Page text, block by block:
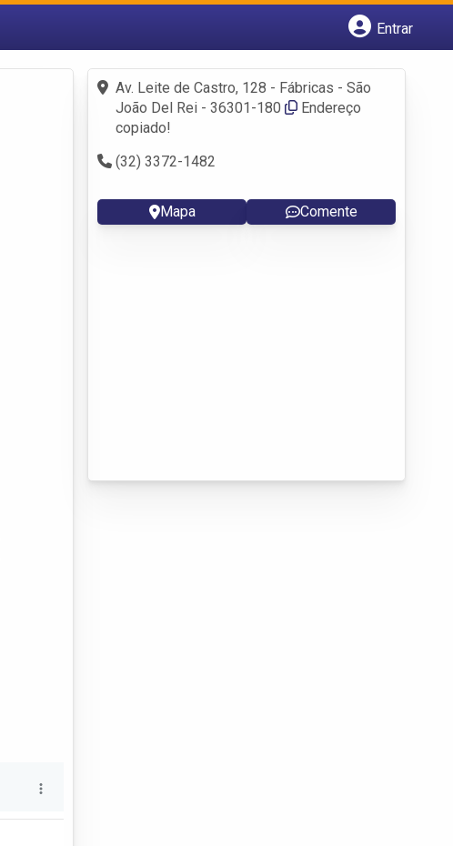
Entrar
Fazer login
Criar conta
Av. Leite de Castro, 128 - Fábricas - São
João Del Rei - 36301-180
Endereço
copiado!
(32) 3372-1482
Mapa Comente